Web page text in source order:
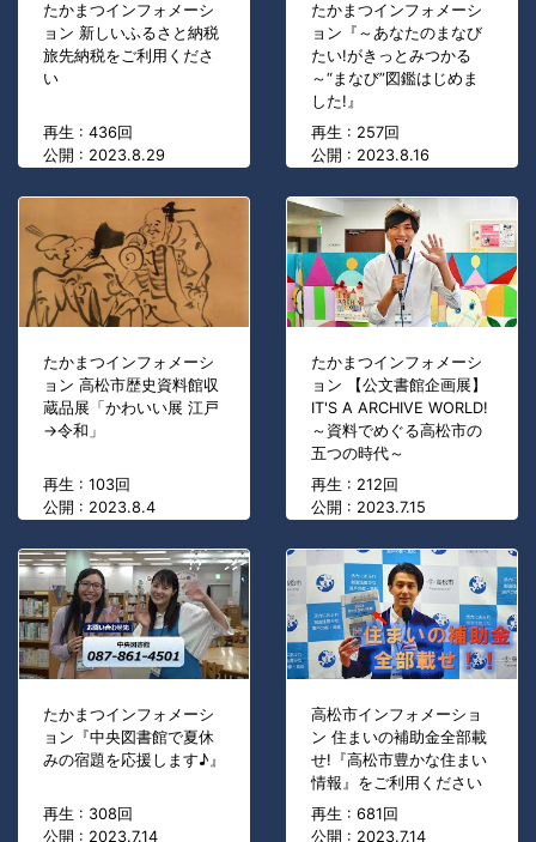
たかまつインフォメーシ
ョン 新しいふるさと納税
旅先納税をご利用くださ
い
再生 : 436回
公開 : 2023.8.29
たかまつインフォメーシ
ョン『～あなたのまなび
たい!がきっとみつかる
～“まなび”図鑑はじめま
した!』
再生 : 257回
公開 : 2023.8.16
たかまつインフォメーシ
ョン 高松市歴史資料館収
蔵品展「かわいい展 江戸
→令和」
再生 : 103回
公開 : 2023.8.4
たかまつインフォメーシ
ョン 【公文書館企画展】
IT'S A ARCHIVE WORLD!
～資料でめぐる高松市の
五つの時代～
再生 : 212回
公開 : 2023.7.15
たかまつインフォメーシ
ョン『中央図書館で夏休
みの宿題を応援します♪』
再生 : 308回
公開 : 2023.7.14
高松市インフォメーショ
ン 住まいの補助金全部載
せ!『高松市豊かな住まい
情報』をご利用ください
再生 : 681回
公開 : 2023.7.14